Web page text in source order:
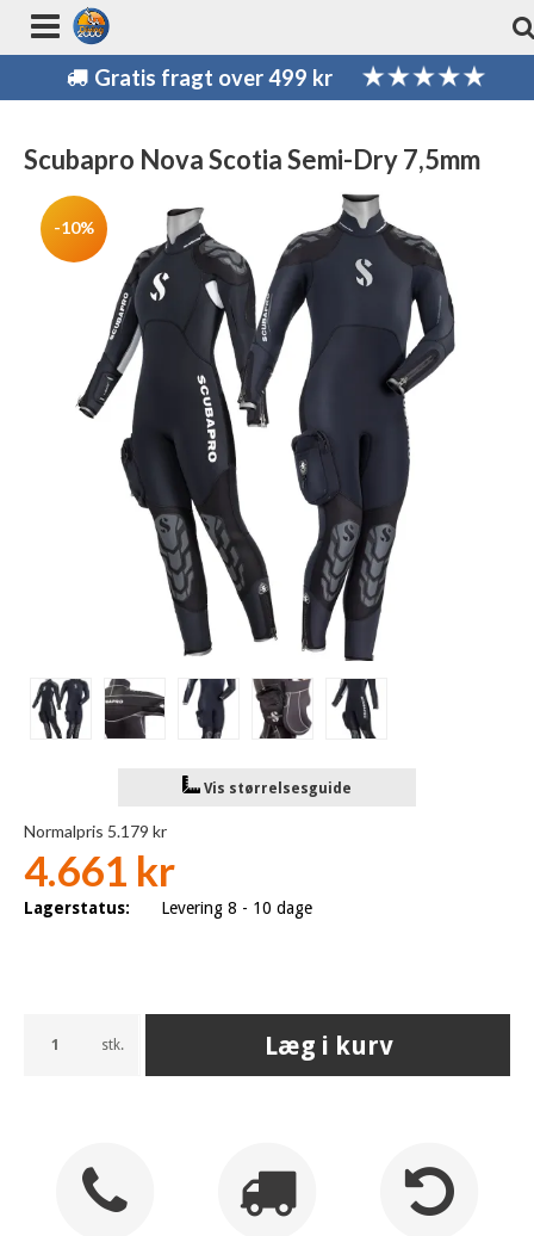
Gratis fragt over 499 kr
Scubapro Nova Scotia Semi-Dry 7,5mm
-10%
Vis størrelsesguide
Normalpris 5.179 kr
4.661 kr
Lagerstatus: Levering 8 - 10 dage
stk. Læg i kurv